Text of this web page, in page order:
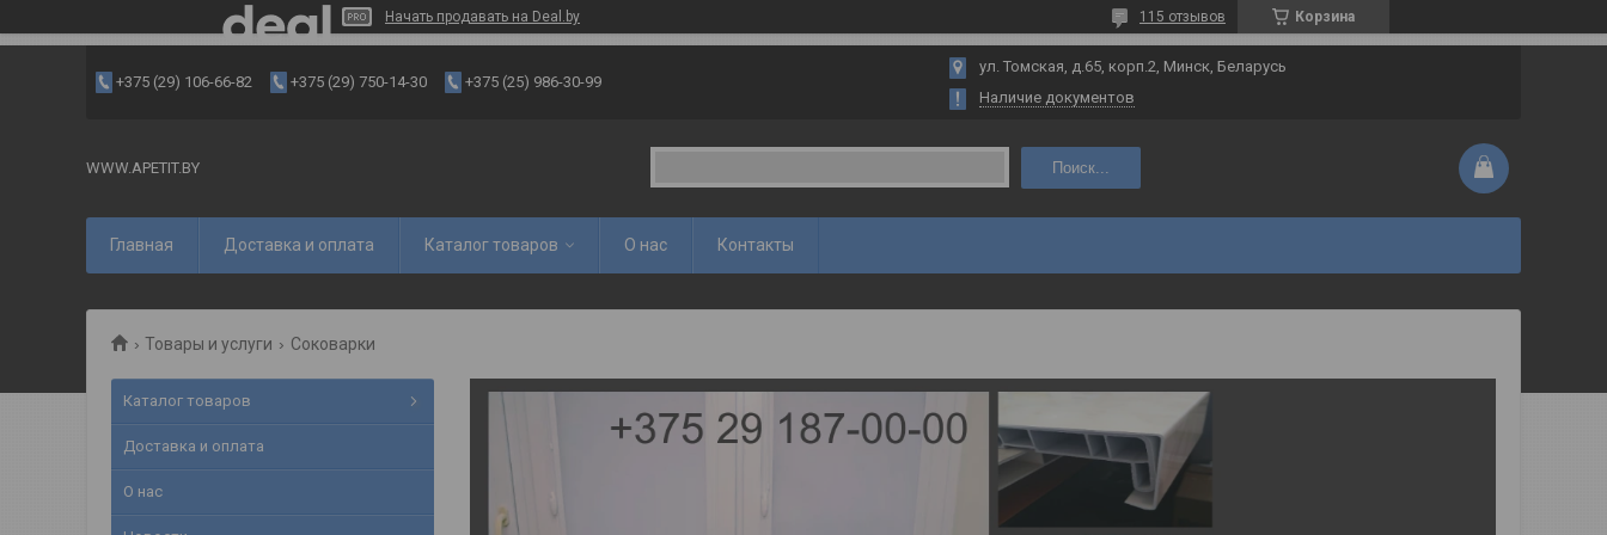
Начать продавать на Deal.by Корзина
115 отзывов
+375 (29) 106-66-82 +375 (29) 750-14-30 +375 (25) 986-30-99
ул. Томская, д.65, корп.2, Минск, Беларусь
Наличие документов
WWW.APETIT.BY Поиск...
Главная Доставка и оплата Каталог товаров О нас Контакты
Товары и услуги Соковарки
Каталог товаров
Доставка и оплата
О нас